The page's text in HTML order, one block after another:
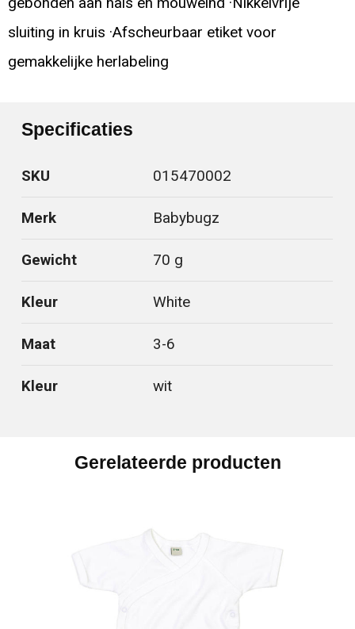
sluiting in kruis ·Afscheurbaar etiket voor
gemakkelijke herlabeling
Specificaties
SKU 015470002
Merk Babybugz
Gewicht 70 g
Kleur White
Maat 3-6
Kleur wit
Gerelateerde producten